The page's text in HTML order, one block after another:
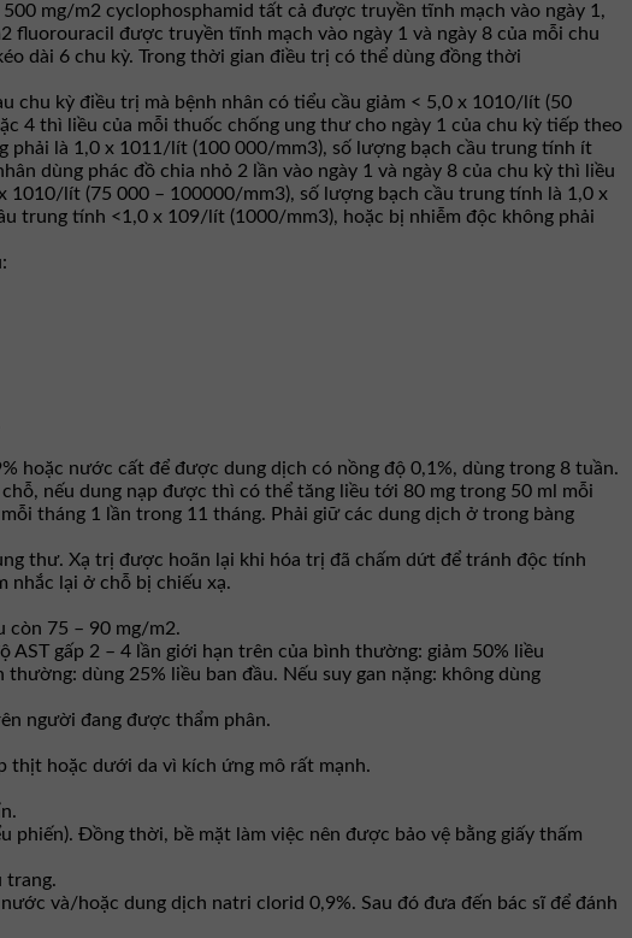
mg/m2 cyclophosphamid tất cả được truyền tĩnh mạch vào ngày 1,
fluorouracil được truyền tĩnh mạch vào ngày 1 và ngày 8 của mỗi chu
dài 6 chu kỳ. Trong thời gian điều trị có thể dùng đồng thời
chu kỳ điều trị mà bệnh nhân có tiểu cầu giảm < 5,0 x 1010/lít (50
4 thì liều của mỗi thuốc chống ung thư cho ngày 1 của chu kỳ tiếp theo
phải là 1,0 x 1011/lít (100 000/mm3), số lượng bạch cầu trung tính ít
dùng phác đồ chia nhỏ 2 lần vào ngày 1 và ngày 8 của chu kỳ thì liều
1010/lít (75 000 – 100000/mm3), số lượng bạch cầu trung tính là 1,0 x
trung tính <1,0 x 109/lít (1000/mm3), hoặc bị nhiễm độc không phải
hoặc nước cất để được dung dịch có nồng độ 0,1%, dùng trong 8 tuần.
nếu dung nạp được thì có thể tăng liều tới 80 mg trong 50 ml mỗi
tháng 1 lần trong 11 tháng. Phải giữ các dung dịch ở trong bàng
thư. Xạ trị được hoãn lại khi hóa trị đã chấm dứt để tránh độc tính
nhắc lại ở chỗ bị chiếu xạ.
còn 75 – 90 mg/m2.
gấp 2 – 4 lần giới hạn trên của bình thường: giảm 50% liều
dùng 25% liều ban đầu. Nếu suy gan nặng: không dùng
người đang được thẩm phân.
thịt hoặc dưới da vì kích ứng mô rất mạnh.
Đồng thời, bề mặt làm việc nên được bảo vệ bằng giấy thấm
trang.
và/hoặc dung dịch natri clorid 0,9%. Sau đó đưa đến bác sĩ để đánh